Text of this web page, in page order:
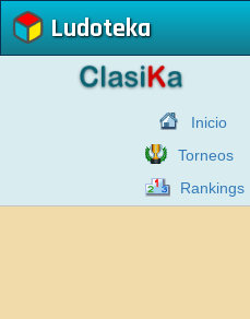
Ludoteka
Inicio
Torneos
Rankings